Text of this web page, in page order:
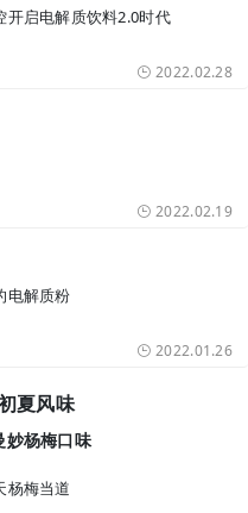
开启电解质饮料2.0时代
2022.02.28
2022.02.19
电解质粉
2022.01.26
夏风味
妙杨梅口味
杨梅当道